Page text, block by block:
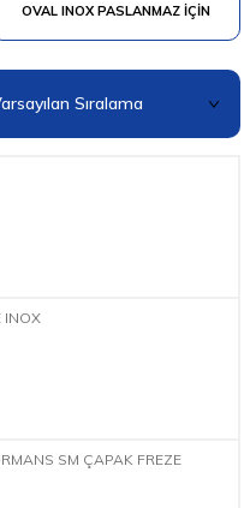
OVAL INOX PASLANMAZ İÇIN
INOX
SM ÇAPAK FREZE